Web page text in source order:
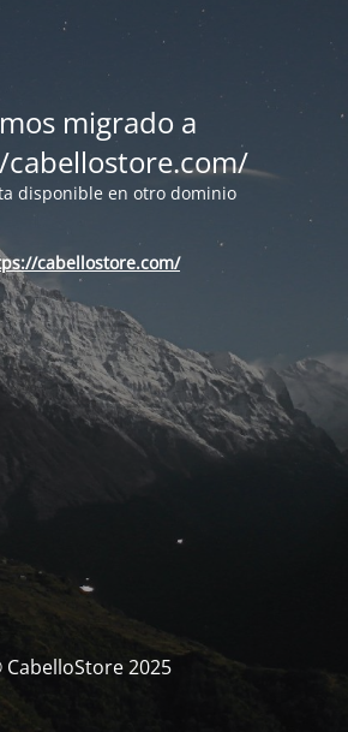
migrado a
disponible en otro dominio
cabellostore.com/
2025